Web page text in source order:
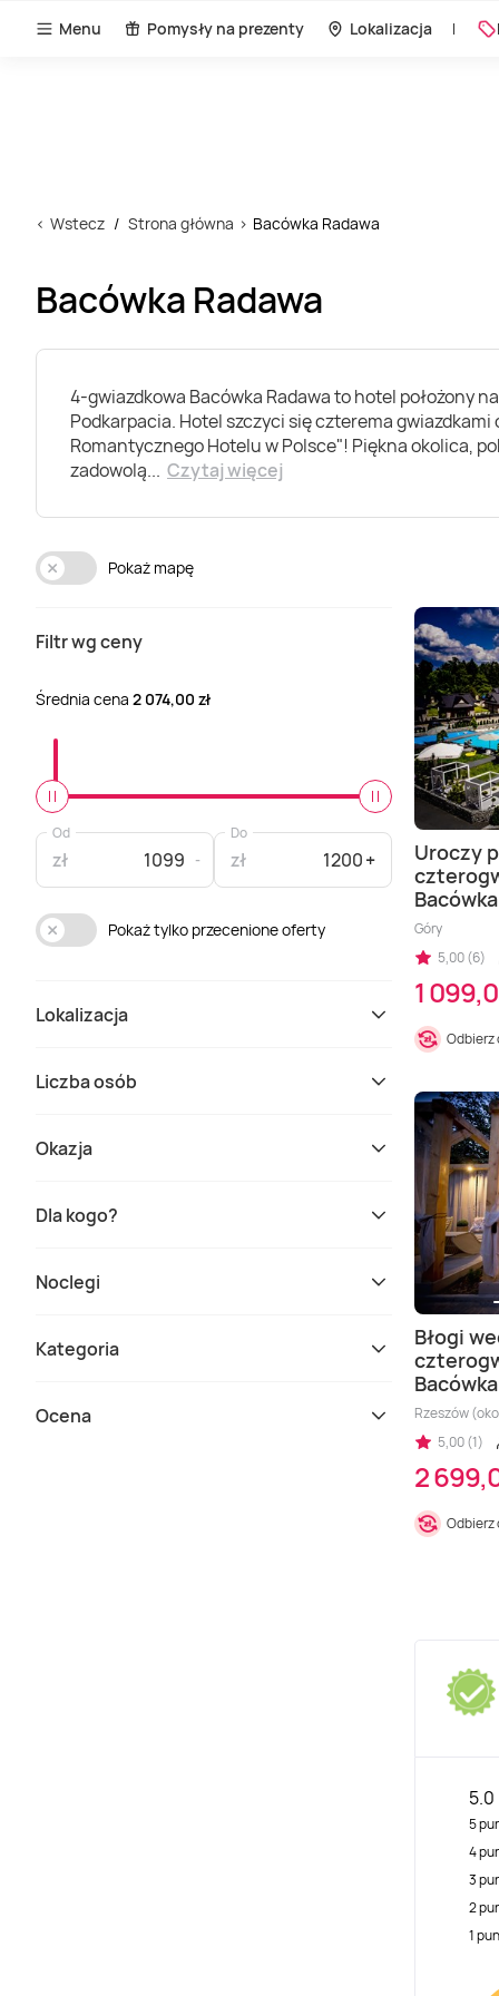
Menu Pomysły na prezenty Lokalizacja
Wstecz Strona główna Bacówka Radawa
Bacówka Radawa
4-gwiazdkowa Bacówka Radawa to hotel położony
Podkarpacia. Hotel szczyci się czterema
Romantycznego Hotelu w Polsce"! Piękna okolica,
zadowolą... Czytaj więcej
Pokaż mapę
Filtr wg ceny
Średnia cena 2 074,00 zł
Od
zł
Do
zł
Pokaż tylko przecenione oferty
Lokalizacja
Liczba osób
Okazja
Dla kogo?
Noclegi
Kategoria
Ocena
Uroczy
Góry
5,00 (6)
1
Odbierz
Błogi
Rzeszów
5,00 (1)
2
Odbierz
5.0
5
4
3
2
1